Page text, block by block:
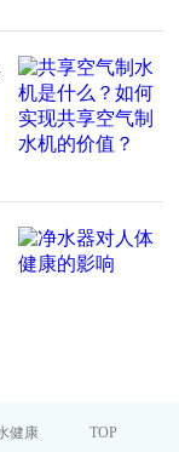
健康 TOP